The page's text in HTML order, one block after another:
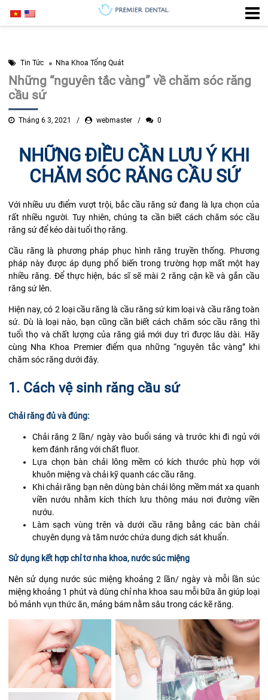
Tin Tức Nha Khoa Tổng Quát
Những “nguyên tắc vàng” về chăm sóc răng
cầu sứ
Tháng 6 3, 2021 webmaster 0
NHỮNG ĐIỀU CẦN LƯU Ý KHI
CHĂM SÓC RĂNG CẦU SỨ
Với nhiều ưu điểm vượt trội, bắc cầu răng sứ đang là lựa chọn của
rất nhiều người. Tuy nhiên, chúng ta cần biết cách chăm sóc cầu
răng sứ để kéo dài tuổi thọ răng.
Cầu răng là phương pháp phục hình răng truyền thống. Phương
pháp này được áp dụng phổ biến trong trường hợp mất một hay
nhiều răng. Để thực hiện, bác sĩ sẽ mài 2 răng cận kề và gắn cầu
răng sứ lên.
Hiện nay, có 2 loại cầu răng là cầu răng sứ kim loại và cầu răng toàn
sứ. Dù là loại nào, bạn cũng cần biết cách chăm sóc cầu răng thì
tuổi thọ và chất lượng của răng giả mới duy trì được lâu dài. Hãy
cùng Nha Khoa Premierđiểm qua những “nguyên tắc vàng” khi
chăm sóc răng dưới đây.
1. Cách vệ sinh răng cầu sứ
Chải răng đủ và đúng:
Chải răng 2 lần/ ngày vào buổi sáng và trước khi đi ngủ với
kem đánh răng với chất fluor.
Lựa chọn bàn chải lông mềm có kích thước phù hợp với
khuôn miệng và chải kỹ quanh các cầu răng.
Khi chải răng bạn nên dùng bàn chải lông mềm mát xa quanh
viền nướu nhằm kích thích lưu thông máu nơi đường viền
nướu.
Làm sạch vùng trên và dưới cầu răng bằng các bàn chải
chuyên dụng và tăm nước chứa dung dịch sát khuẩn.
Sử dụng kết hợp chỉ tơ nha khoa, nước súc miệng
Nên sử dụng nước súc miệng khoảng 2 lần/ ngày và mỗi lần súc
miệng khoảng 1 phút và dùng chỉ nha khoa sau mỗi bữa ăn giúp loại
bỏ mảnh vụn thức ăn, mảng bám nằm sâu trong các kẽ răng.